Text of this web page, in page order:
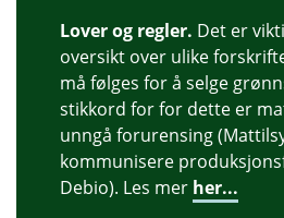
Lover og regler. Det er
oversikt over ulike
må følges for å selge
stikkord for for dette er
unngå forurensing
kommunisere
Debio). Les mer her...